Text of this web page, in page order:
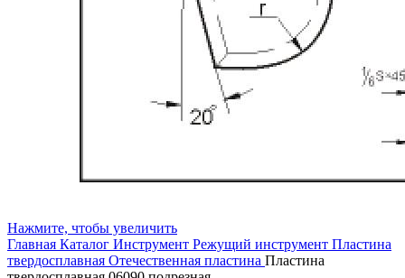
Нажмите, чтобы увеличить
Главная Каталог Инструмент Режущий инструмент Пластина
твердосплавная Отечественная пластина Пластина